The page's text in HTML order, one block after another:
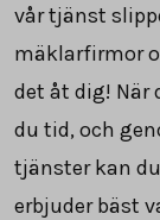
vår tjänst
mäklarfirmor
det åt dig! När
du tid, och
tjänster kan
erbjuder bäst